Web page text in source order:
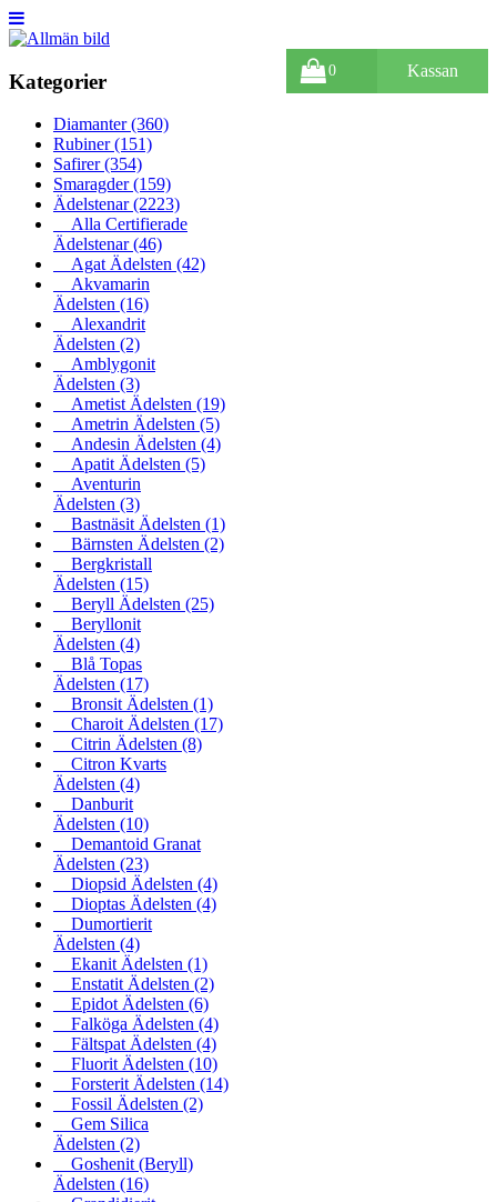
0 Kassan
Kategorier
Diamanter(360)
Rubiner(151)
Safirer(354)
Smaragder(159)
Ädelstenar(2223)
Alla Certifierade
Ädelstenar(46)
Agat Ädelsten (42)
Akvamarin
Ädelsten (16)
Alexandrit
Ädelsten (2)
Amblygonit
Ädelsten (3)
Ametist Ädelsten (19)
Ametrin Ädelsten (5)
Andesin Ädelsten (4)
Apatit Ädelsten (5)
Aventurin
Ädelsten (3)
Bastnäsit Ädelsten (1)
Bärnsten Ädelsten (2)
Bergkristall
Ädelsten (15)
Beryll Ädelsten (25)
Beryllonit
Ädelsten (4)
Blå Topas
Ädelsten (17)
Bronsit Ädelsten (1)
Charoit Ädelsten (17)
Citrin Ädelsten (8)
Citron Kvarts
Ädelsten (4)
Danburit
Ädelsten (10)
Demantoid Granat
Ädelsten (23)
Diopsid Ädelsten (4)
Dioptas Ädelsten (4)
Dumortierit
Ädelsten (4)
Ekanit Ädelsten (1)
Enstatit Ädelsten (2)
Epidot Ädelsten (6)
Falköga Ädelsten (4)
Fältspat Ädelsten (4)
Fluorit Ädelsten (10)
Forsterit Ädelsten (14)
Fossil Ädelsten (2)
Gem Silica
Ädelsten (2)
Goshenit (Beryll)
Ädelsten (16)